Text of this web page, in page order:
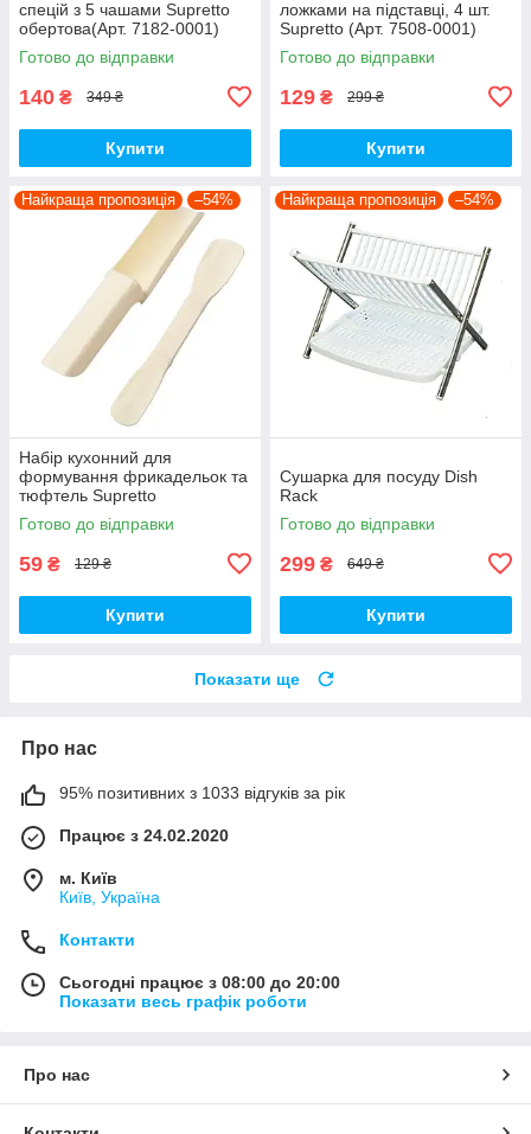
спецій з 5 чашами Supretto
обертова(Арт. 7182-0001)
Готово до відправки
140 ₴ 349 ₴
Купити
ложками на підставці, 4 шт.
Supretto (Арт. 7508-0001)
Готово до відправки
129 ₴ 299 ₴
Купити
Найкраща пропозиція –54%
Набір кухонний для
формування фрикадельок та
тюфтель Supretto
двосторонній (8643)
Готово до відправки
59 ₴ 129 ₴
Купити
Найкраща пропозиція –54%
Сушарка для посуду Dish
Rack
Готово до відправки
299 ₴ 649 ₴
Купити
Показати ще
Про нас
95% позитивних з 1033 відгуків за рік
Працює з 24.02.2020
м. Київ
Київ, Україна
Контакти
Сьогодні працює з 08:00 до 20:00
Показати весь графік роботи
Про нас